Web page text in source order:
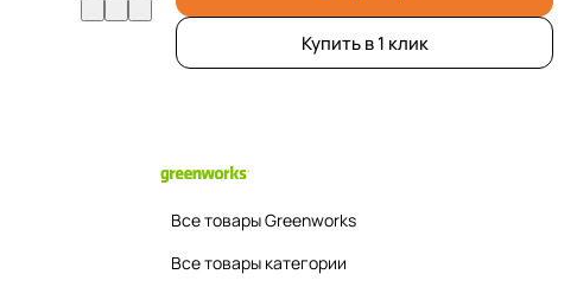
Купить в 1 клик
Все товары Greenworks
Все товары категории